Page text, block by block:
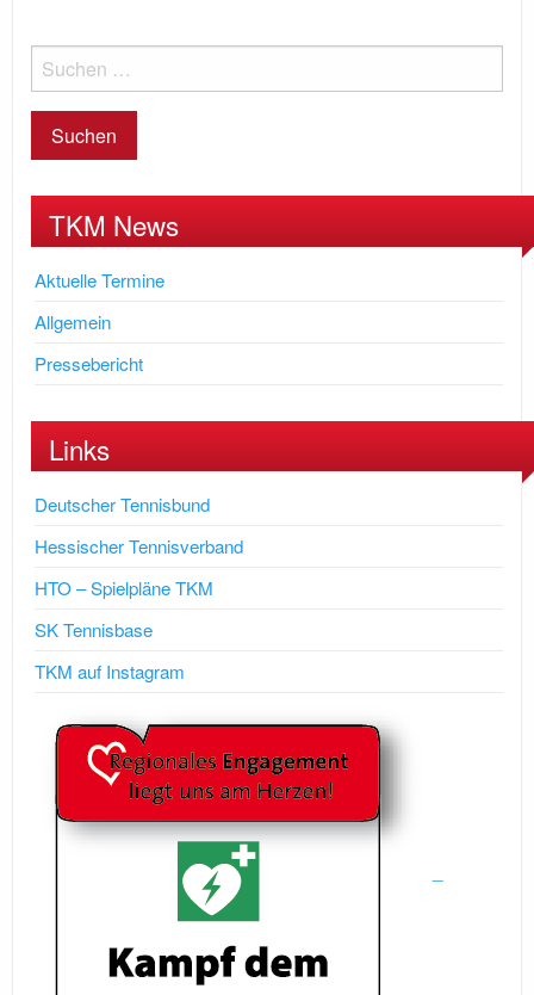
TKM News
Aktuelle Termine
Allgemein
Pressebericht
Links
Deutscher Tennisbund
Hessischer Tennisverband
HTO – Spielpläne TKM
SK Tennisbase
TKM auf Instagram